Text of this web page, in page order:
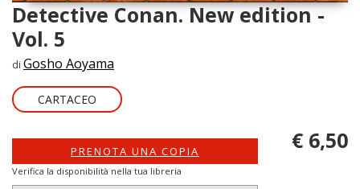
Detective Conan. New edition -
Vol. 5
di Gosho Aoyama
CARTACEO
PRENOTA UNA COPIA
Verifica la disponibilità nella tua libreria
€ 6,50